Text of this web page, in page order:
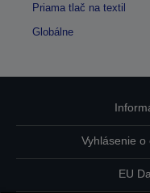
Priama tlač na textil
Globálne
Vyhlásenie
EU